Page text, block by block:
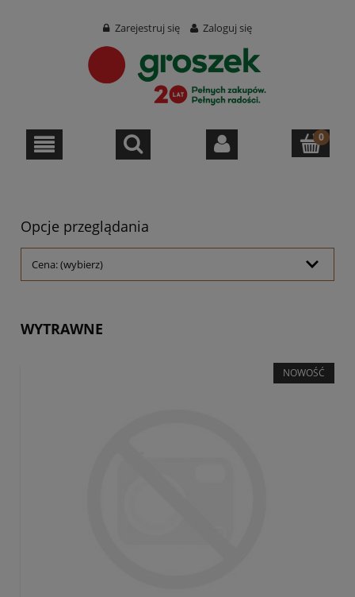
Zarejestruj się Zaloguj się
Opcje przeglądania
Cena: (wybierz)
WYTRAWNE
NOWOŚĆ